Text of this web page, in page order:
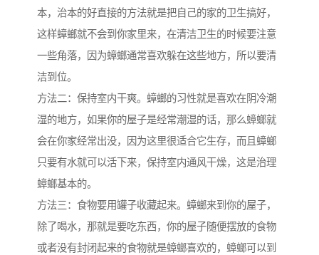
本，治本的好直接的方法就是把自己的家的卫生搞好，
这样蟑螂就不会到你家里来，在清洁卫生的时候要注意
一些角落，因为蟑螂通常喜欢躲在这些地方，所以要清
洁到位。
方法二：保持室内干爽。蟑螂的习性就是喜欢在阴冷潮
湿的地方，如果你的屋子是经常潮湿的话，那么蟑螂就
会在你家经常出没，因为这里很适合它生存，而且蟑螂
只要有水就可以活下来，保持室内通风干燥，这是治理
蟑螂基本的。
方法三：食物要用罐子收藏起来。蟑螂来到你的屋子，
除了喝水，那就是要吃东西，你的屋子随便摆放的食物
或者没有封闭起来的食物就是蟑螂喜欢的，蟑螂可以到